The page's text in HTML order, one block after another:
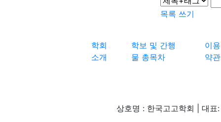
목록 쓰기
학회
소개
학보 및 간행
물 총목차
이용
약관
상호명 : 한국고고학회 | 대